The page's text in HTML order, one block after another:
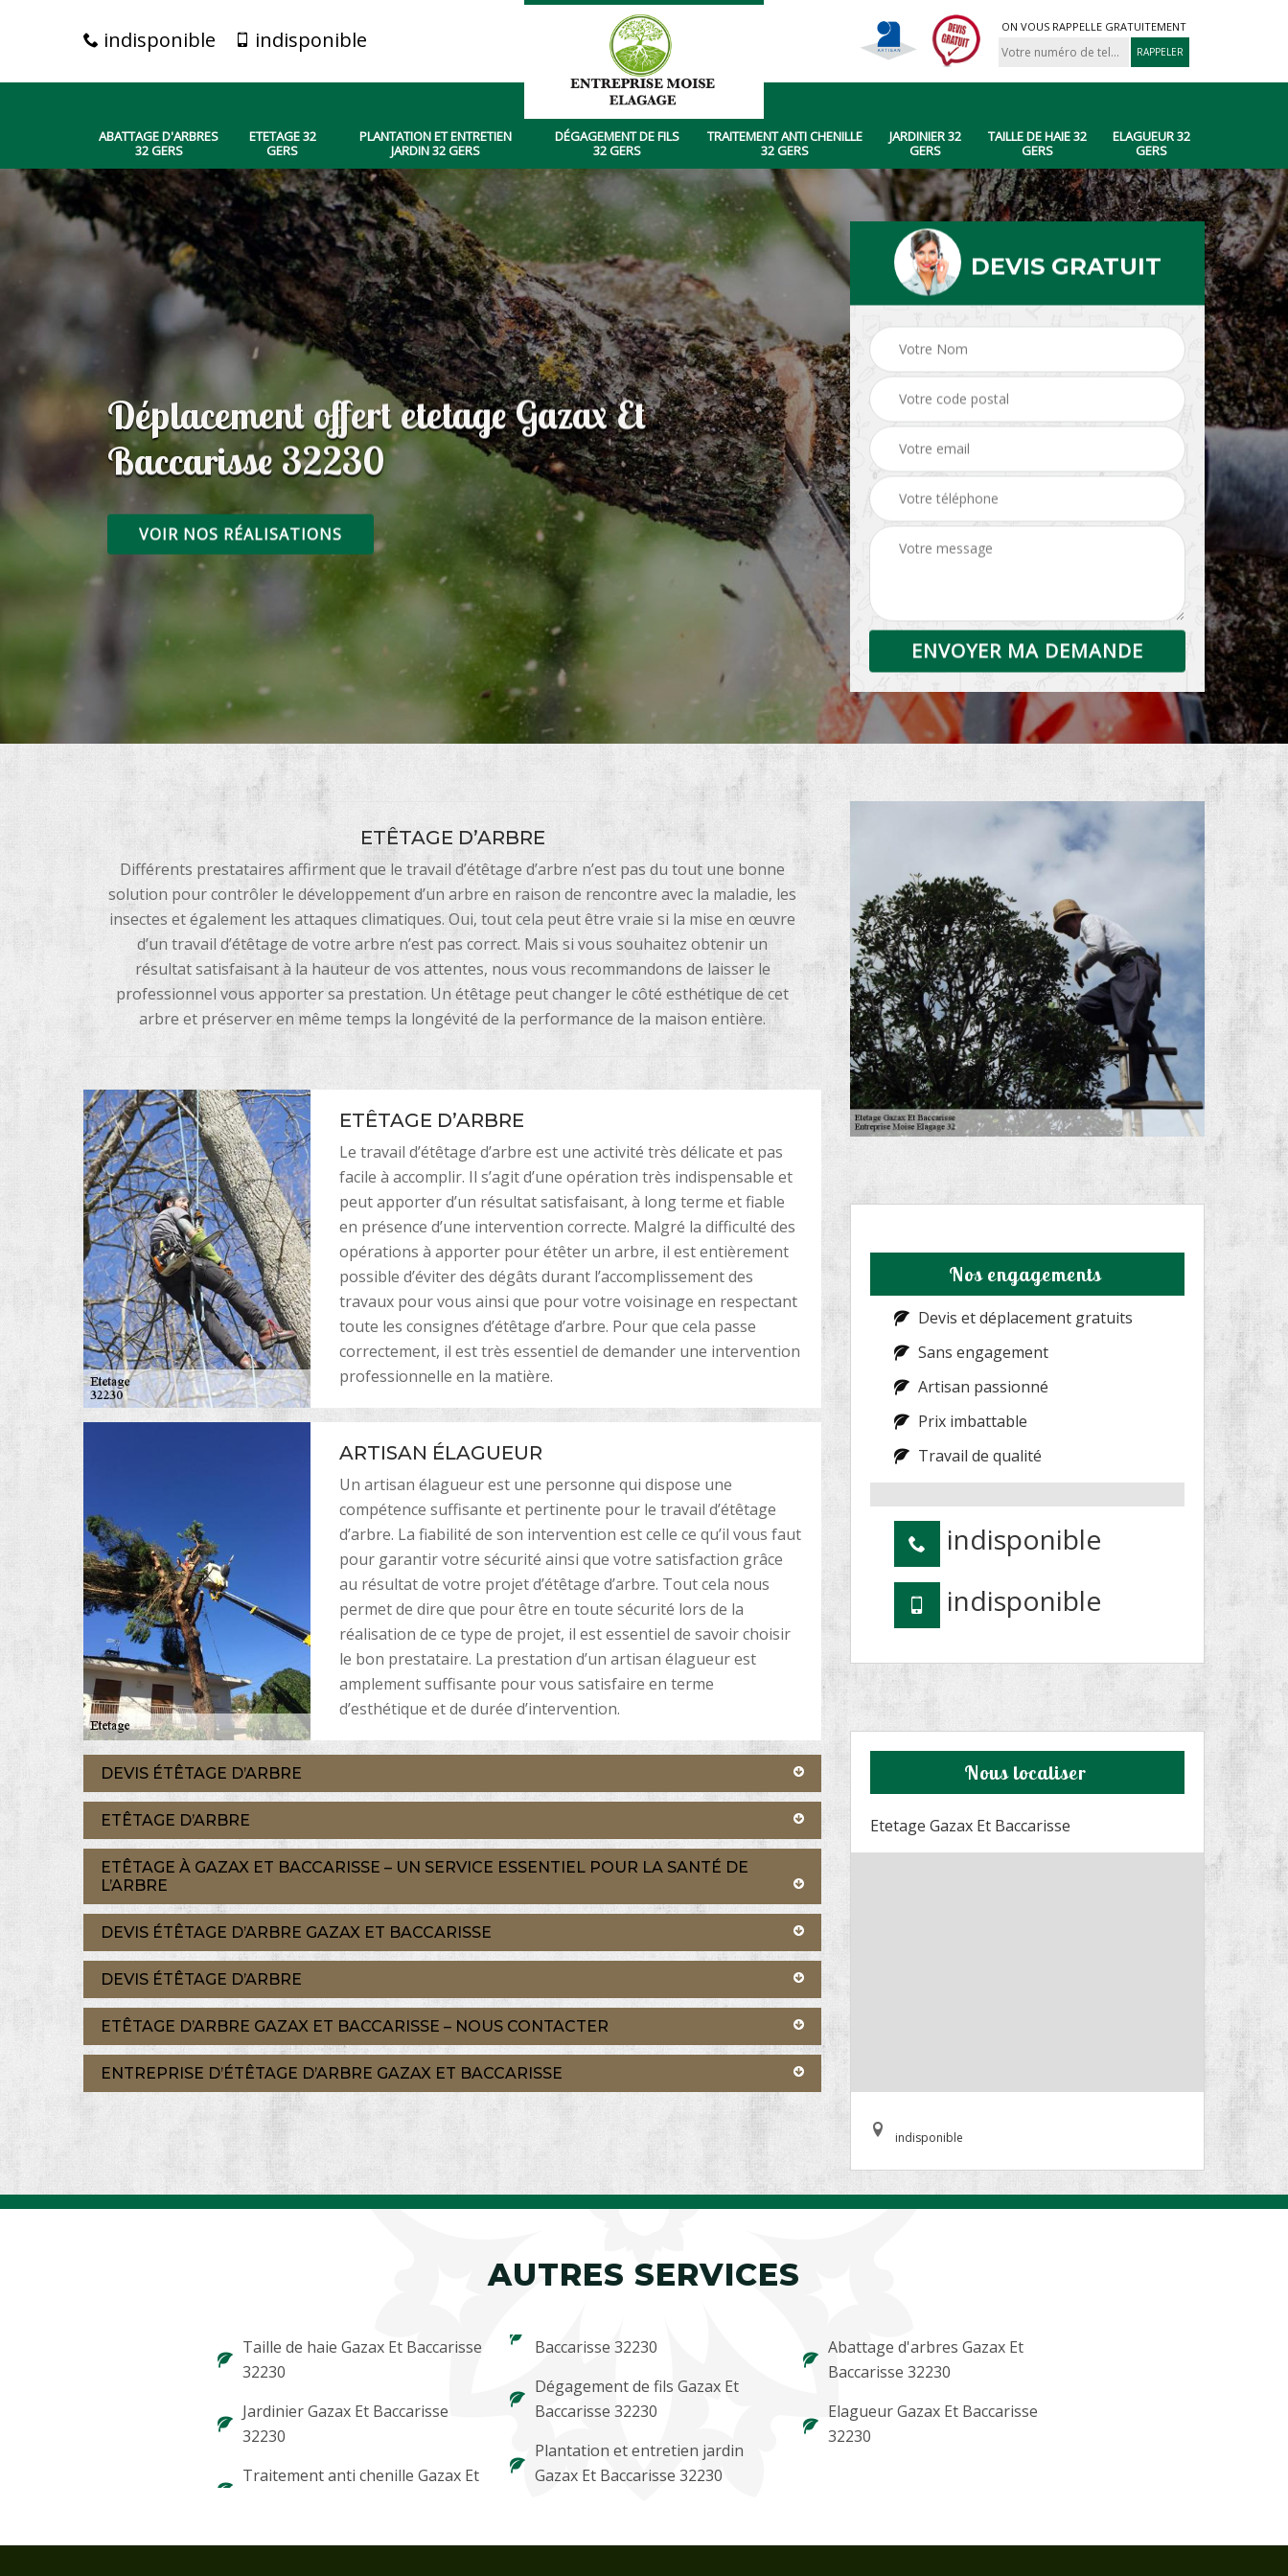
indisponible indisponible
ON VOUS RAPPELLE GRATUITEMENT
ABATTAGE D'ARBRES
32 GERS
ETETAGE 32
GERS
PLANTATION ET ENTRETIEN
JARDIN 32 GERS
DÉGAGEMENT DE FILS
32 GERS
TRAITEMENT ANTI CHENILLE
32 GERS
JARDINIER 32
GERS
TAILLE DE HAIE 32
GERS
ELAGUEUR 32
GERS
Déplacement offert etetage Gazax Et
Baccarisse 32230
VOIR NOS RÉALISATIONS
DEVIS GRATUIT
ETÊTAGE D’ARBRE
Différents prestataires affirment que le travail d’étêtage d’arbre n’est pas du tout une bonne
solution pour contrôler le développement d’un arbre en raison de rencontre avec la maladie, les
insectes et également les attaques climatiques. Oui, tout cela peut être vraie si la mise en œuvre
d’un travail d’étêtage de votre arbre n’est pas correct. Mais si vous souhaitez obtenir un
résultat satisfaisant à la hauteur de vos attentes, nous vous recommandons de laisser le
professionnel vous apporter sa prestation. Un étêtage peut changer le côté esthétique de cet
arbre et préserver en même temps la longévité de la performance de la maison entière.
ETÊTAGE D’ARBRE
Le travail d’étêtage d’arbre est une activité très délicate et pas
facile à accomplir. Il s’agit d’une opération très indispensable et
peut apporter d’un résultat satisfaisant, à long terme et fiable
en présence d’une intervention correcte. Malgré la difficulté des
opérations à apporter pour étêter un arbre, il est entièrement
possible d’éviter des dégâts durant l’accomplissement des
travaux pour vous ainsi que pour votre voisinage en respectant
toute les consignes d’étêtage d’arbre. Pour que cela passe
correctement, il est très essentiel de demander une intervention
professionnelle en la matière.
ARTISAN ÉLAGUEUR
Un artisan élagueur est une personne qui dispose une
compétence suffisante et pertinente pour le travail d’étêtage
d’arbre. La fiabilité de son intervention est celle ce qu’il vous faut
pour garantir votre sécurité ainsi que votre satisfaction grâce
au résultat de votre projet d’étêtage d’arbre. Tout cela nous
permet de dire que pour être en toute sécurité lors de la
réalisation de ce type de projet, il est essentiel de savoir choisir
le bon prestataire. La prestation d’un artisan élagueur est
amplement suffisante pour vous satisfaire en terme
d’esthétique et de durée d’intervention.
DEVIS ÉTÊTAGE D’ARBRE
ETÊTAGE D’ARBRE
ETÊTAGE À GAZAX ET BACCARISSE – UN SERVICE ESSENTIEL POUR LA SANTÉ DE
L’ARBRE
DEVIS ÉTÊTAGE D’ARBRE GAZAX ET BACCARISSE
DEVIS ÉTÊTAGE D’ARBRE
ETÊTAGE D’ARBRE GAZAX ET BACCARISSE – NOUS CONTACTER
ENTREPRISE D’ÉTÊTAGE D’ARBRE GAZAX ET BACCARISSE
Nos engagements
Devis et déplacement gratuits
Sans engagement
Artisan passionné
Prix imbattable
Travail de qualité
indisponible
indisponible
Nous localiser
Etetage Gazax Et Baccarisse
indisponible
AUTRES SERVICES
Taille de haie Gazax Et Baccarisse
32230
Jardinier Gazax Et Baccarisse
32230
Traitement anti chenille Gazax Et
Baccarisse 32230
Dégagement de fils Gazax Et
Baccarisse 32230
Plantation et entretien jardin
Gazax Et Baccarisse 32230
Abattage d'arbres Gazax Et
Baccarisse 32230
Elagueur Gazax Et Baccarisse
32230